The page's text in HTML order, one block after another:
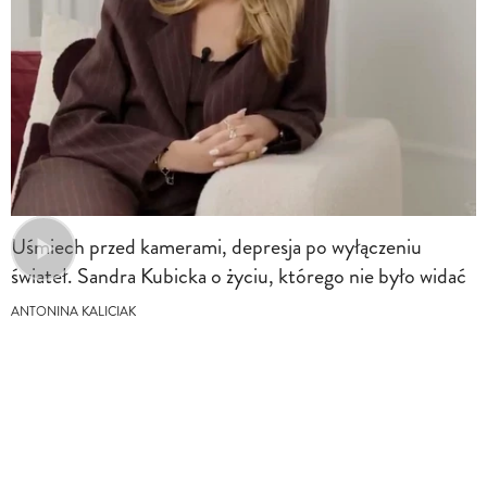
Uśmiech przed kamerami, depresja po wyłączeniu
świateł. Sandra Kubicka o życiu, którego nie było widać
ANTONINA KALICIAK